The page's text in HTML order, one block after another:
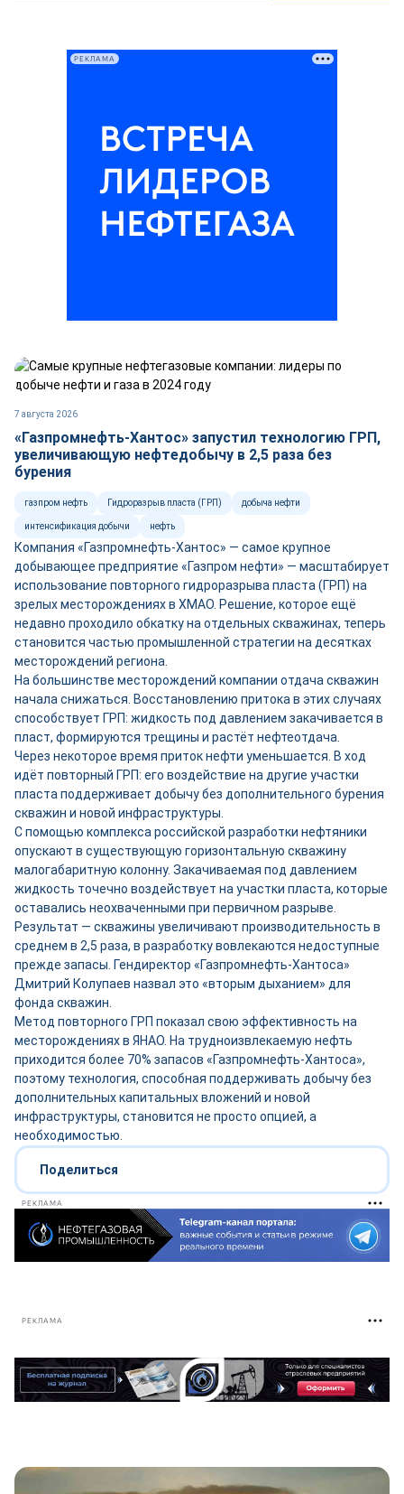
7 августа 2026
«Газпромнефть-Хантос» запустил технологию ГРП,
увеличивающую нефтедобычу в 2,5 раза без
бурения
газпром нефть Гидроразрыв пласта (ГРП) добыча нефти
интенсификация добычи нефть
Компания «Газпромнефть-Хантос» — самое крупное
добывающее предприятие «Газпром нефти» — масштабирует
использование повторного гидроразрыва пласта (ГРП) на
зрелых месторождениях в ХМАО. Решение, которое ещё
недавно проходило обкатку на отдельных скважинах, теперь
становится частью промышленной стратегии на десятках
месторождений региона.
На большинстве месторождений компании отдача скважин
начала снижаться. Восстановлению притока в этих случаях
способствует ГРП: жидкость под давлением закачивается в
пласт, формируются трещины и растёт нефтеотдача.
Через некоторое время приток нефти уменьшается. В ход
идёт повторный ГРП: его воздействие на другие участки
пласта поддерживает добычу без дополнительного бурения
скважин и новой инфраструктуры.
С помощью комплекса российской разработки нефтяники
опускают в существующую горизонтальную скважину
малогабаритную колонну. Закачиваемая под давлением
жидкость точечно воздействует на участки пласта, которые
оставались неохваченными при первичном разрыве.
Результат — скважины увеличивают производительность в
среднем в 2,5 раза, в разработку вовлекаются недоступные
прежде запасы. Гендиректор «Газпромнефть-Хантоса»
Дмитрий Колупаев назвал это «вторым дыханием» для
фонда скважин.
Метод повторного ГРП показал свою эффективность на
месторождениях в ЯНАО. На трудноизвлекаемую нефть
приходится более 70% запасов «Газпромнефть-Хантоса»,
поэтому технология, способная поддерживать добычу без
дополнительных капитальных вложений и новой
инфраструктуры, становится не просто опцией, а
необходимостью.
Поделиться
РЕКЛАМА
РЕКЛАМА
РЕКЛАМА